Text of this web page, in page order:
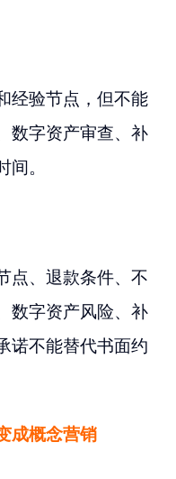
经验节点，但不能
数字资产审查、补
。
点、退款条件、不
数字资产风险、补
诺不能替代书面约
成概念营销